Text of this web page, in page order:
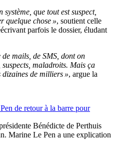
que tout est suspect,
quelque chose », soutient celle
parfois le dossier, éludant
mails, de SMS, dont on
maladroits. Mais ça
dizaines de milliers », argue la
de retour à la barre pour
Bénédicte de Perthuis
Marine Le Pen a une explication